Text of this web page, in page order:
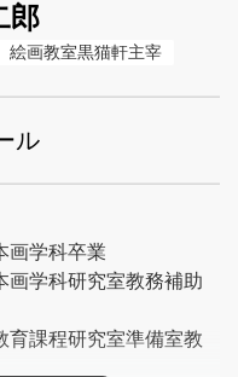
郎
絵画教室黒猫軒主宰
ル
画学科卒業
画学科研究室教務補助
育課程研究室準備室教